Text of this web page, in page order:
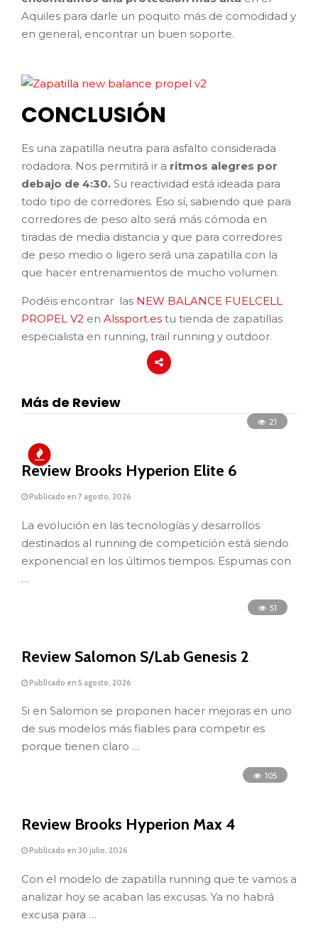
Aquiles para darle un poquito más de comodidad y
en general, encontrar un buen soporte.
CONCLUSIÓN
Es una zapatilla neutra para asfalto considerada
rodadora. Nos permitirá ir a ritmos alegres por
debajo de 4:30. Su reactividad está ideada para
todo tipo de corredores. Eso sí, sabiendo que para
corredores de peso alto será más cómoda en
tiradas de media distancia y que para corredores
de peso medio o ligero será una zapatilla con la
que hacer entrenamientos de mucho volumen.
Podéis encontrar las NEW BALANCE FUELCELL
PROPEL V2 en Alssport.es tu tienda de zapatillas
especialista en running, trail running y outdoor.
Más de Review
21
Review Brooks Hyperion Elite 6
Publicado en 7 agosto, 2026
La evolución en las tecnologías y desarrollos
destinados al running de competición está siendo
exponencial en los últimos tiempos. Espumas con
…
51
Review Salomon S/Lab Genesis 2
Publicado en 5 agosto, 2026
Si en Salomon se proponen hacer mejoras en uno
de sus modelos más fiables para competir es
porque tienen claro …
105
Review Brooks Hyperion Max 4
Publicado en 30 julio, 2026
Con el modelo de zapatilla running que te vamos a
analizar hoy se acaban las excusas. Ya no habrá
excusa para …